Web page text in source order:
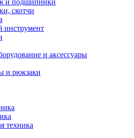
и подшипники
скотчи
инструмент
и аксессуары
и рюкзаки
техника